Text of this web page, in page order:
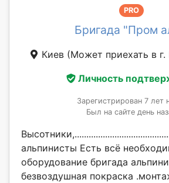
PRO
Бригада "Пром
Киев (Может приехать в
Личность
Зарегистрирован 7 лет
Был на сайте день
альпинисты Есть всё
оборудование бригада
безвоздушная покраска